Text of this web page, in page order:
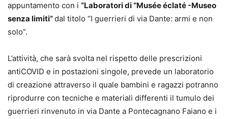
appuntamento con i “Laboratori di “Musée éclaté -Museo
senza limiti”dal titolo “I guerrieri di via Dante: armi e non
solo”.
L’attività, che sarà svolta nel rispetto delle prescrizioni
antiCOVID e in postazioni singole, prevede un laboratorio
di creazione attraverso il quale bambini e ragazzi potranno
riprodurre con tecniche e materiali differenti il tumulo dei
guerrieri rinvenuto in via Dante a Pontecagnano Faiano e i